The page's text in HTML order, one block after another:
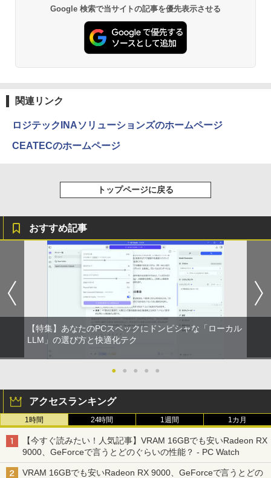
￥1,595
で型破りな庭園論 [ エリック・ルノワー
4
ゲーム オブ ファミリア-家族戦記- 1
5
全巻) 全巻セット
￥9,240
￥5,990
【2026年アップグレード版】AOKIMI ワイヤ
るーとゅーす コードレス ENCノイズキャン
セリング 自動ペアリング Type-C充電 マイク
学/WEB会議(ホワイト)
Xiaomi シャオミ REDMI Buds 8 Lite ワイヤ
レスイヤホン Bluetooth 5.4 ノイズキャンセ
リング ANC 36時間再生
￥3,480
[Explicit]
￥250
On My Road (Stadium ver.)
￥250
富士山の天然水 バナジウム含有 水 ミネラル
ウォーター ペットボトル 静岡県産 500ミリリ
ットル (Smart Basic)
￥1,380
art Basic)
コカ・コーラ やかんの麦茶 from 爽健美茶 ラ
ベルレス 650mlPET×24本
￥2,009
エース)
￥832
HUNTER×HUNTER モノクロ版 39 (ジャンプ
￥572
版ビッグガンガンコミックス)
￥810
Google 検索で当サイトの記事を優先表示させる
関連リンク
ロジテックINAソリューションズのホームページ
CEATECのホームページ
トップページに戻る
おすすめ記事
【特集】あなたのPCスペックにドンピシャな「ローカル
LLM」の選び方と快適化テク
● ● ● ● ●
アクセスランキング
1時間 24時間 1週間 1カ月
【今すぐ読みたい！人気記事】VRAM 16GBでも安いRadeon RX
9000、GeForceで言うとどのぐらいの性能？ - PC Watch
VRAM 16GBでも安いRadeon RX 9000、GeForceで言うとどの